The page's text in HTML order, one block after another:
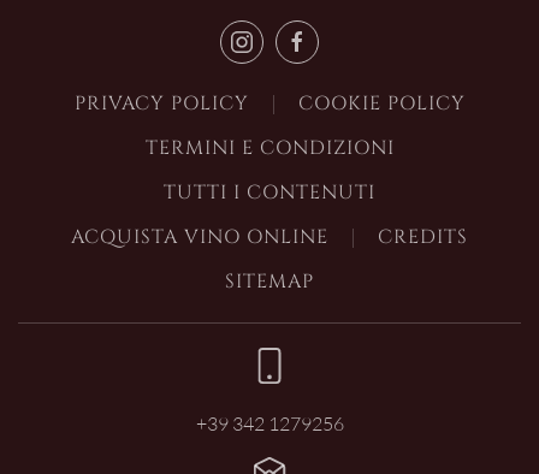
PRIVACY POLICY
COOKIE POLICY
TERMINI E CONDIZIONI
TUTTI I CONTENUTI
ACQUISTA VINO ONLINE
CREDITS
SITEMAP
+39 342 1279256